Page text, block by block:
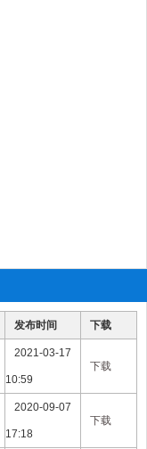
发布时间 下载
2021-03-17
10:59
下载
2020-09-07
17:18
下载